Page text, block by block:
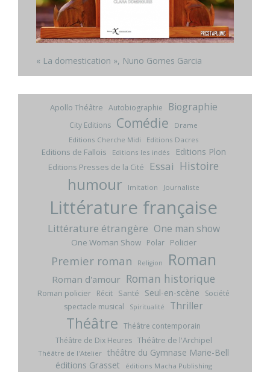
« La domestication », Nuno Gomes Garcia
Apollo Théâtre Autobiographie Biographie
City Editions Comédie
Drame
Editions Cherche Midi
Editions Dacres
Editions de Fallois Editions les indés Editions Plon
Editions Presses de la Cité Essai Histoire
humour Imitation Journaliste
Littérature française
Littérature étrangère One man show
One Woman Show Polar Policier
Premier roman Religion Roman
Roman d'amour Roman historique
Roman policier Récit Santé Seul-en-scène
Société
spectacle musical
Spiritualité Thriller
Théâtre Théâtre contemporain
Théâtre de Dix Heures Théâtre de l'Archipel
Théâtre de l'Atelier théâtre du Gymnase Marie-Bell
éditions Grasset
éditions Macha Publishing